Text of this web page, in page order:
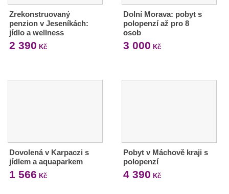
Zrekonstruovaný
penzion v Jeseníkách:
jídlo a wellness
2 390 Kč
Dolní Morava: pobyt s
polopenzí až pro 8
osob
3 000 Kč
Dovolená v Karpaczi s
jídlem a aquaparkem
1 566 Kč
Pobyt v Máchově kraji s
polopenzí
4 390 Kč